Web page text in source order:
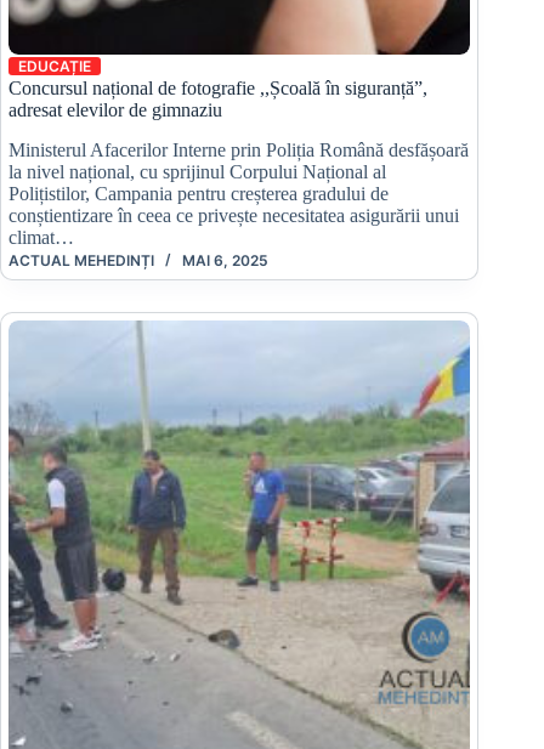
EDUCAȚIE
Concursul național de fotografie ,,Școală în siguranță”,
adresat elevilor de gimnaziu
Ministerul Afacerilor Interne prin Poliția Română desfășoară
la nivel național, cu sprijinul Corpului Național al
Polițistilor, Campania pentru creșterea gradului de
conștientizare în ceea ce privește necesitatea asigurării unui
climat…
ACTUAL MEHEDINȚI MAI 6, 2025